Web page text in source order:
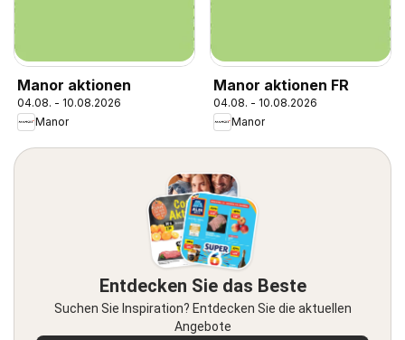
Manor aktionen
04.08. - 10.08.2026
Manor
Manor aktionen FR
04.08. - 10.08.2026
Manor
Entdecken Sie das Beste
Suchen Sie Inspiration? Entdecken Sie die aktuellen
Angebote